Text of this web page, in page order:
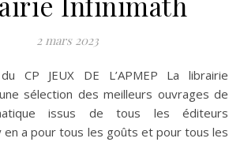
2 mars 2023
sélection des meilleurs ouvrages de
issus de tous les éditeurs
en a pour tous les goûts et pour tous les